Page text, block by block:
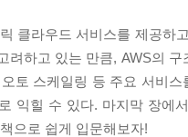
클라우드 서비스를 제공하
려하고 있는 만큼, AWS의
토 스케일링 등 주요 서비
익힐 수 있다. 마지막 장에
으로 쉽게 입문해보자!